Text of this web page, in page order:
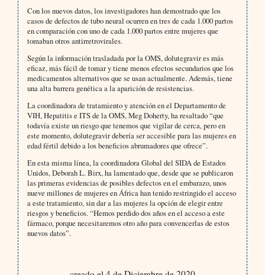
Con los nuevos datos, los investigadores han demostrado que los
casos de defectos de tubo neural ocurren en tres de cada 1.000 partos
en comparación con uno de cada 1.000 partos entre mujeres que
tomaban otros antirretrovirales.
Según la información trasladada por la OMS, dolutegravir es más
eficaz, más fácil de tomar y tiene menos efectos secundarios que los
medicamentos alternativos que se usan actualmente. Además, tiene
una alta barrera genética a la aparición de resistencias.
La coordinadora de tratamiento y atención en el Departamento de
VIH, Hepatitis e ITS de la OMS, Meg Doherty, ha resaltado “que
todavía existe un riesgo que tenemos que vigilar de cerca, pero en
este momento, dolutegravir debería ser accesible para las mujeres en
edad fértil debido a los beneficios abrumadores que ofrece”.
En esta misma línea, la coordinadora Global del SIDA de Estados
Unidos, Deborah L. Birx, ha lamentado que, desde que se publicaron
las primeras evidencias de posibles defectos en el embarazo, unos
nueve millones de mujeres en África han tenido restringido el acceso
a este tratamiento, sin dar a las mujeres la opción de elegir entre
riesgos y beneficios. “Hemos perdido dos años en el acceso a este
fármaco, porque necesitaremos otro año para convencerlas de estos
nuevos datos”.